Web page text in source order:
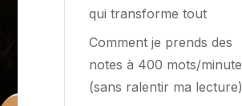
qui transforme tout
Comment je prends des
notes à 400 mots/minute
(sans ralentir ma lecture)